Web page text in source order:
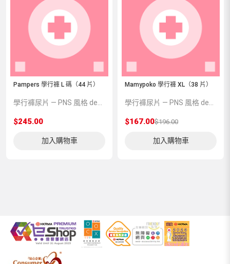
Pampers 學行褲 L 碼（44 片）
$245.00
加入購物車
Mamypoko 學行褲 XL（38 片）
$167.00$196.00
加入購物車